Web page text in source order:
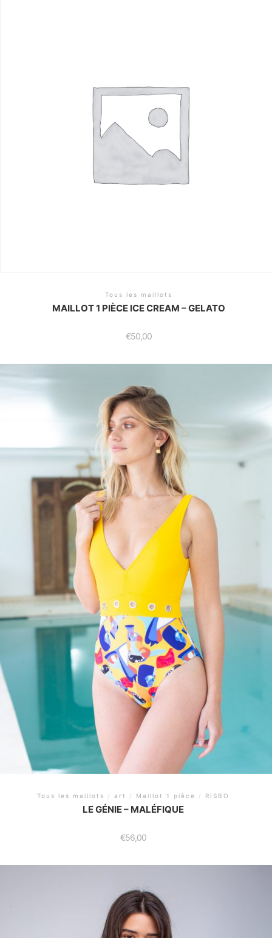
Tous les maillots
MAILLOT 1 PIÈCE ICE CREAM – GELATO
€50,00
Tous les maillots / art / Maillot 1 pièce / RISBO
LE GÉNIE – MALÉFIQUE
€56,00